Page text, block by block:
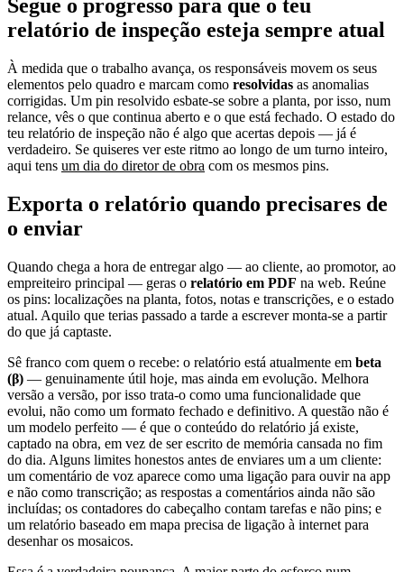
Segue o progresso para que o teu
relatório de inspeção esteja sempre atual
À medida que o trabalho avança, os responsáveis movem os seus
elementos pelo quadro e marcam como resolvidas as anomalias
corrigidas. Um pin resolvido esbate-se sobre a planta, por isso, num
relance, vês o que continua aberto e o que está fechado. O estado do
teu relatório de inspeção não é algo que acertas depois — já é
verdadeiro. Se quiseres ver este ritmo ao longo de um turno inteiro,
aqui tens um dia do diretor de obra com os mesmos pins.
Exporta o relatório quando precisares de
o enviar
Quando chega a hora de entregar algo — ao cliente, ao promotor, ao
empreiteiro principal — geras o relatório em PDF na web. Reúne
os pins: localizações na planta, fotos, notas e transcrições, e o estado
atual. Aquilo que terias passado a tarde a escrever monta-se a partir
do que já captaste.
Sê franco com quem o recebe: o relatório está atualmente em beta
(β) — genuinamente útil hoje, mas ainda em evolução. Melhora
versão a versão, por isso trata-o como uma funcionalidade que
evolui, não como um formato fechado e definitivo. A questão não é
um modelo perfeito — é que o conteúdo do relatório já existe,
captado na obra, em vez de ser escrito de memória cansada no fim
do dia. Alguns limites honestos antes de enviares um a um cliente:
um comentário de voz aparece como uma ligação para ouvir na app
e não como transcrição; as respostas a comentários ainda não são
incluídas; os contadores do cabeçalho contam tarefas e não pins; e
um relatório baseado em mapa precisa de ligação à internet para
desenhar os mosaicos.